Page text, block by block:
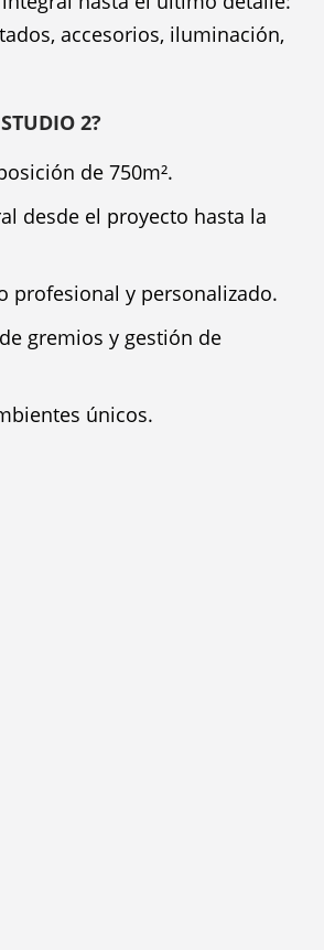
accesorios, iluminación,
2?
de 750m².
desde el proyecto hasta la
profesional y personalizado.
gremios y gestión de
únicos.